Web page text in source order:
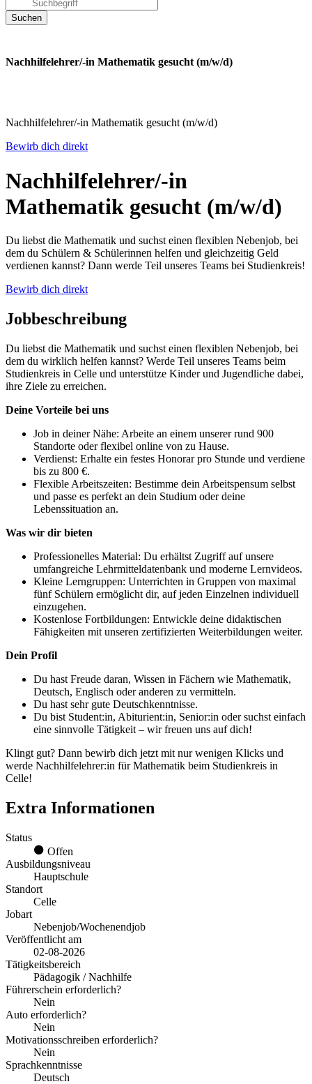
Nachhilfelehrer/-in Mathematik gesucht (m/w/d)
Nachhilfelehrer/-in Mathematik gesucht (m/w/d)
Bewirb dich direkt
Nachhilfelehrer/-in
Mathematik gesucht (m/w/d)
Du liebst die Mathematik und suchst einen flexiblen Nebenjob, bei
dem du Schülern & Schülerinnen helfen und gleichzeitig Geld
verdienen kannst? Dann werde Teil unseres Teams bei Studienkreis!
Bewirb dich direkt
Jobbeschreibung
Du liebst die Mathematik und suchst einen flexiblen Nebenjob, bei
dem du wirklich helfen kannst? Werde Teil unseres Teams beim
Studienkreis in Celle und unterstütze Kinder und Jugendliche dabei,
ihre Ziele zu erreichen.
Deine Vorteile bei uns
Job in deiner Nähe: Arbeite an einem unserer rund 900
Standorte oder flexibel online von zu Hause.
Verdienst: Erhalte ein festes Honorar pro Stunde und verdiene
bis zu 800 €.
Flexible Arbeitszeiten: Bestimme dein Arbeitspensum selbst
und passe es perfekt an dein Studium oder deine
Lebenssituation an.
Was wir dir bieten
Professionelles Material: Du erhältst Zugriff auf unsere
umfangreiche Lehrmitteldatenbank und moderne Lernvideos.
Kleine Lerngruppen: Unterrichten in Gruppen von maximal
fünf Schülern ermöglicht dir, auf jeden Einzelnen individuell
einzugehen.
Kostenlose Fortbildungen: Entwickle deine didaktischen
Fähigkeiten mit unseren zertifizierten Weiterbildungen weiter.
Dein Profil
Du hast Freude daran, Wissen in Fächern wie Mathematik,
Deutsch, Englisch oder anderen zu vermitteln.
Du hast sehr gute Deutschkenntnisse.
Du bist Student:in, Abiturient:in, Senior:in oder suchst einfach
eine sinnvolle Tätigkeit – wir freuen uns auf dich!
Klingt gut? Dann bewirb dich jetzt mit nur wenigen Klicks und
werde Nachhilfelehrer:in für Mathematik beim Studienkreis in
Celle!
Extra Informationen
Status
Offen
Ausbildungsniveau
Hauptschule
Standort
Celle
Jobart
Nebenjob/Wochenendjob
Veröffentlicht am
02-08-2026
Tätigkeitsbereich
Pädagogik / Nachhilfe
Führerschein erforderlich?
Nein
Auto erforderlich?
Nein
Motivationsschreiben erforderlich?
Nein
Sprachkenntnisse
Deutsch